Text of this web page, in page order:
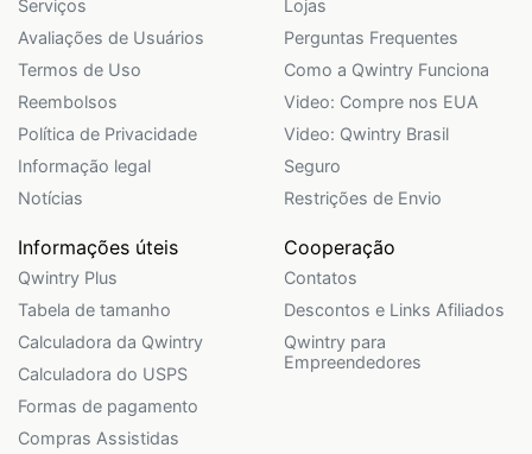
Serviços
Avaliações de Usuários
Termos de Uso
Reembolsos
Política de Privacidade
Informação legal
Notícias
Lojas
Perguntas Frequentes
Como a Qwintry Funciona
Video: Compre nos EUA
Video: Qwintry Brasil
Seguro
Restrições de Envio
Informações úteis
Qwintry Plus
Tabela de tamanho
Calculadora da Qwintry
Calculadora do USPS
Formas de pagamento
Compras Assistidas
Cooperação
Contatos
Descontos e Links Afiliados
Qwintry para
Empreendedores